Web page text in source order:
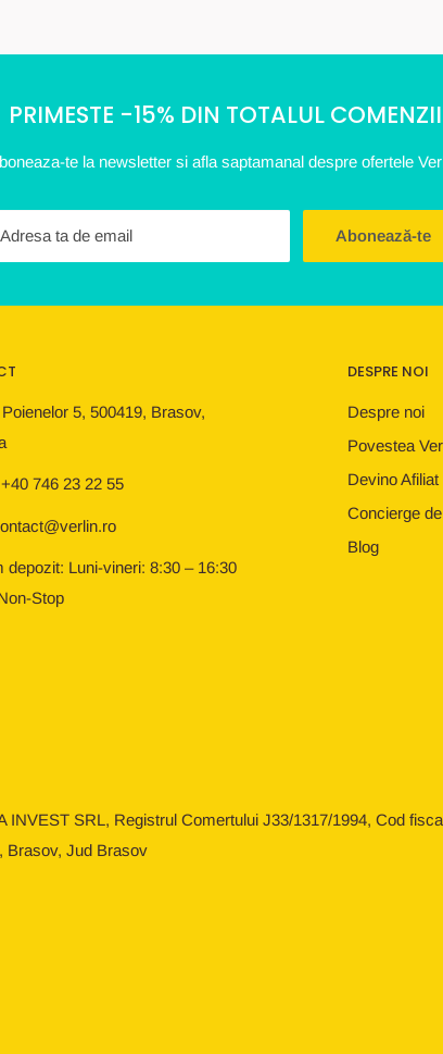
PRIMESTE -15% DIN TOTALUL COMENZII
te la newsletter si afla saptamanal despre ofertele
Adresa ta de email Abonează-te
5, 500419, Brasov,
746 23 22 55
depozit: Luni-vineri: 8:30 – 16:30
Stop
DESPRE NOI
Despre noi
Povestea
Devino Afiliat
Concierge
Blog
SRL, Registrul Comertului J33/1317/1994, Cod
Brasov, Jud Brasov